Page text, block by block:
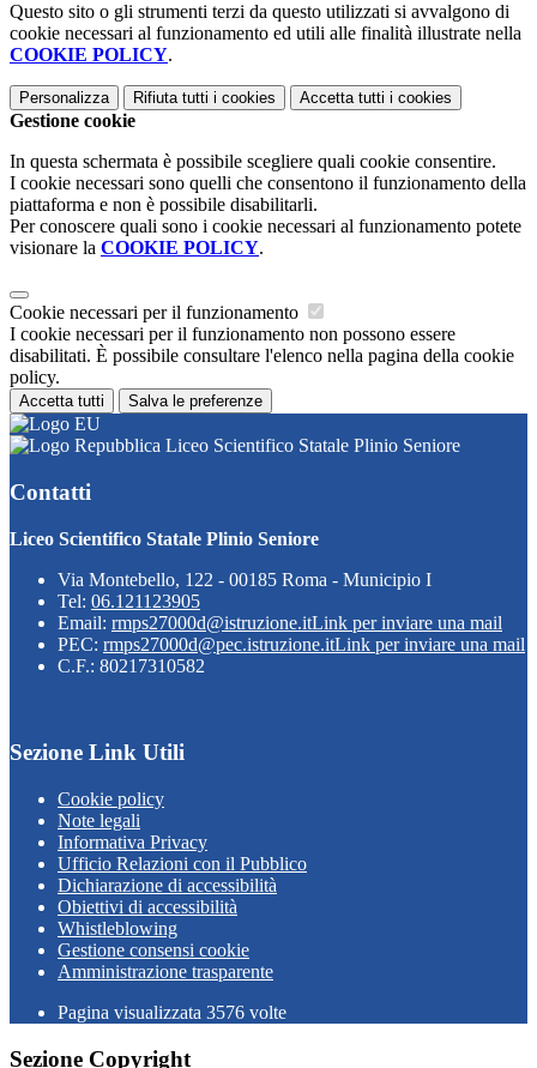
Questo sito o gli strumenti terzi da questo utilizzati si avvalgono di
cookie necessari al funzionamento ed utili alle finalità illustrate nella
COOKIE POLICY.
Personalizza Rifiuta tutti i cookies Accetta tutti i cookies
Gestione cookie
In questa schermata è possibile scegliere quali cookie consentire.
I cookie necessari sono quelli che consentono il funzionamento della
piattaforma e non è possibile disabilitarli.
Per conoscere quali sono i cookie necessari al funzionamento potete
visionare la COOKIE POLICY.
Cookie necessari per il funzionamento
I cookie necessari per il funzionamento non possono essere
disabilitati. È possibile consultare l'elenco nella pagina della cookie
policy.
Accetta tutti Salva le preferenze
Liceo Scientifico Statale Plinio Seniore
Contatti
Liceo Scientifico Statale Plinio Seniore
Via Montebello, 122 - 00185 Roma - Municipio I
Tel: 06.121123905
Email: rmps27000d@istruzione.itLink per inviare una mail
PEC: rmps27000d@pec.istruzione.itLink per inviare una mail
C.F.: 80217310582
Sezione Link Utili
Cookie policy
Note legali
Informativa Privacy
Ufficio Relazioni con il Pubblico
Dichiarazione di accessibilità
Obiettivi di accessibilità
Whistleblowing
Gestione consensi cookie
Amministrazione trasparente
Pagina visualizzata 3576 volte
Sezione Copyright